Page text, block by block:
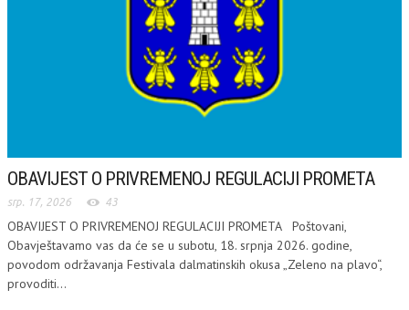
OBAVIJEST O PRIVREMENOJ REGULACIJI PROMETA
srp. 17, 2026 43
OBAVIJEST O PRIVREMENOJ REGULACIJI PROMETA Poštovani,
Obavještavamo vas da će se u subotu, 18. srpnja 2026. godine,
povodom održavanja Festivala dalmatinskih okusa „Zeleno na plavo“,
provoditi...